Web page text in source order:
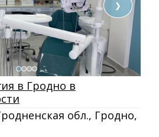
❯
в Гродно в
обл., Гродно,